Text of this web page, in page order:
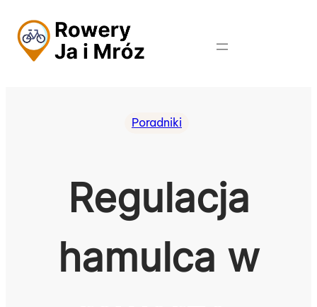
do
treści
Poradniki
Regulacja
hamulca w